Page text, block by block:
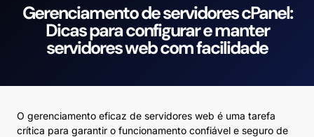
Gerenciamento de servidores cPanel:
Dicas para configurar e manter
servidores web com facilidade
O gerenciamento eficaz de servidores web é uma tarefa
crítica para garantir o funcionamento confiável e seguro de